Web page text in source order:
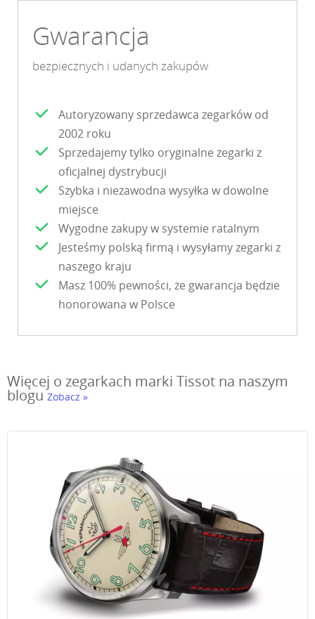
Gwarancja
bezpiecznych i udanych zakupów
Autoryzowany sprzedawca zegarków od
2002 roku
Sprzedajemy tylko oryginalne zegarki z
oficjalnej dystrybucji
Szybka i niezawodna wysyłka w dowolne
miejsce
Wygodne zakupy w systemie ratalnym
Jesteśmy polską firmą i wysyłamy zegarki z
naszego kraju
Masz 100% pewności, że gwarancja będzie
honorowana w Polsce
Więcej o zegarkach marki Tissot na naszym
bloguZobacz »